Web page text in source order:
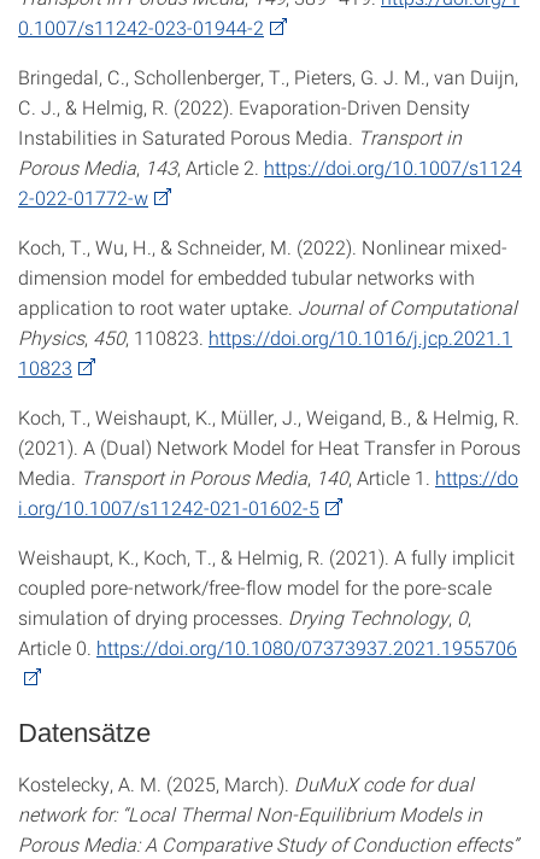
0.1007/s11242-023-01944-2
Bringedal, C., Schollenberger, T., Pieters, G. J. M., van Duijn,
C. J., & Helmig, R. (2022). Evaporation-Driven Density
Instabilities in Saturated Porous Media. Transport in
Porous Media, 143, Article 2. https://doi.org/10.1007/s1124
2-022-01772-w
Koch, T., Wu, H., & Schneider, M. (2022). Nonlinear mixed-
dimension model for embedded tubular networks with
application to root water uptake. Journal of Computational
Physics, 450, 110823. https://doi.org/10.1016/j.jcp.2021.1
10823
Koch, T., Weishaupt, K., Müller, J., Weigand, B., & Helmig, R.
(2021). A (Dual) Network Model for Heat Transfer in Porous
Media. Transport in Porous Media, 140, Article 1. https://do
i.org/10.1007/s11242-021-01602-5
Weishaupt, K., Koch, T., & Helmig, R. (2021). A fully implicit
coupled pore-network/free-flow model for the pore-scale
simulation of drying processes. Drying Technology, 0,
Article 0. https://doi.org/10.1080/07373937.2021.1955706
Datensätze
Kostelecky, A. M. (2025, March). DuMuX code for dual
network for: “Local Thermal Non-Equilibrium Models in
Porous Media: A Comparative Study of Conduction effects”